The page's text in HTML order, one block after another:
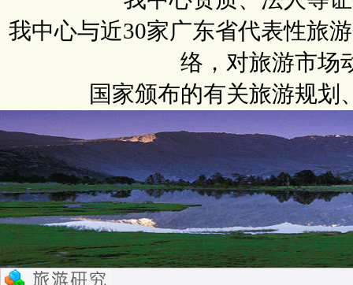
我中心与近30家广东省代表性旅
络，对旅游市场
国家颁布的有关旅游规划